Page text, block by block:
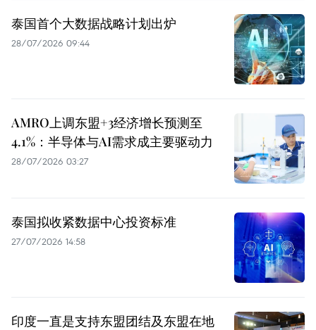
泰国首个大数据战略计划出炉
28/07/2026 09:44
AMRO上调东盟+3经济增长预测至
4.1%：半导体与AI需求成主要驱动力
28/07/2026 03:27
泰国拟收紧数据中心投资标准
27/07/2026 14:58
印度一直是支持东盟团结及东盟在地